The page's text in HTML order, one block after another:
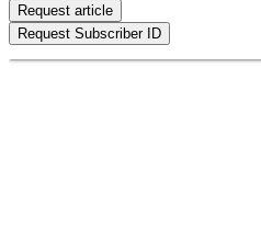
Request article
Request Subscriber ID